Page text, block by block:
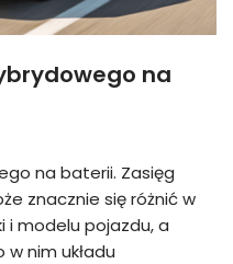
na
na baterii. Zasięg
znacznie się różnić w
i modelu pojazdu, a
nim układu